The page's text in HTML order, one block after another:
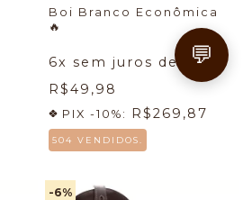
Boi Branco Econômica
🔥
6x sem juros de
R$49,98
PIX -10%: R$269,87
504 VENDIDOS.
-6%
💬